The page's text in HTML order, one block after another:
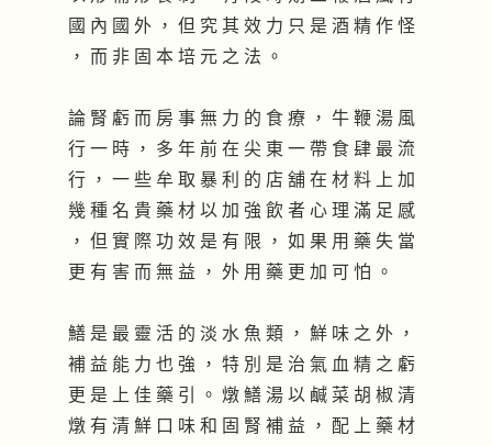
國 內 國 外 ， 但 究 其 效 力 只 是 酒 精 作 怪
， 而 非 固 本 培 元 之 法 。
論 腎 虧 而 房 事 無 力 的 食 療 ， 牛 鞭 湯 風
行 一 時 ， 多 年 前 在 尖 東 一 帶 食 肆 最 流
行 ， 一 些 牟 取 暴 利 的 店 舖 在 材 料 上 加
幾 種 名 貴 藥 材 以 加 強 飲 者 心 理 滿 足 感
， 但 實 際 功 效 是 有 限 ， 如 果 用 藥 失 當
更 有 害 而 無 益 ， 外 用 藥 更 加 可 怕 。
鱔 是 最 靈 活 的 淡 水 魚 類 ， 鮮 味 之 外 ，
補 益 能 力 也 強 ， 特 別 是 治 氣 血 精 之 虧
更 是 上 佳 藥 引 。 燉 鱔 湯 以 鹹 菜 胡 椒 清
燉 有 清 鮮 口 味 和 固 腎 補 益 ， 配 上 藥 材